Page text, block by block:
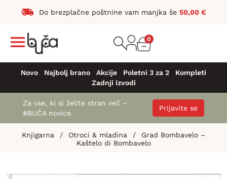
Do brezplačne poštnine vam manjka še 50,00 €
0
Novo Najbolj brano Akcije Poletni 3 za 2
Kompleti
Zadnji izvodi
Za vse, ki si želite stran več –
#BUČA novice.
Prijavite se
Knjigarna / Otroci & mladina /
Grad Bombavelo –
Kaštelo di Bombavelo